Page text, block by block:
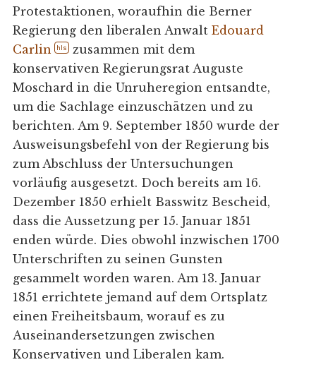
Protestaktionen, woraufhin die Berner
Regierung den liberalen Anwalt Edouard
Carlin
hls zusammen mit dem
konservativen Regierungsrat Auguste
Moschard in die Unruheregion entsandte,
um die Sachlage einzuschätzen und zu
berichten. Am 9. September 1850 wurde der
Ausweisungsbefehl von der Regierung bis
zum Abschluss der Untersuchungen
vorläufig ausgesetzt. Doch bereits am 16.
Dezember 1850 erhielt Basswitz Bescheid,
dass die Aussetzung per 15. Januar 1851
enden würde. Dies obwohl inzwischen 1700
Unterschriften zu seinen Gunsten
gesammelt worden waren. Am 13. Januar
1851 errichtete jemand auf dem Ortsplatz
einen Freiheitsbaum, worauf es zu
Auseinandersetzungen zwischen
Konservativen und Liberalen kam.